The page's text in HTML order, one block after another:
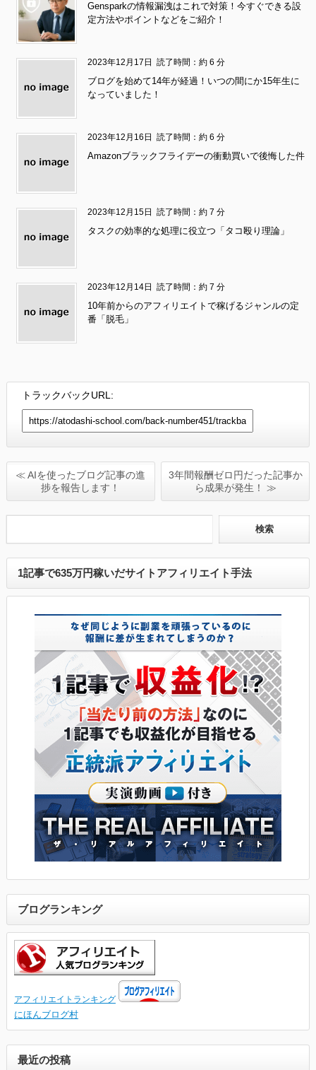
Gensparkの情報漏洩はこれで対策！今すぐできる設
定方法やポイントなどをご紹介！
2023年12月17日読了時間：約 6 分
ブログを始めて14年が経過！いつの間にか15年生に
なっていました！
2023年12月16日読了時間：約 6 分
Amazonブラックフライデーの衝動買いで後悔した件
2023年12月15日読了時間：約 7 分
タスクの効率的な処理に役立つ「タコ殴り理論」
2023年12月14日読了時間：約 7 分
10年前からのアフィリエイトで稼げるジャンルの定
番「脱毛」
トラックバックURL:
≪ AIを使ったブログ記事の進
捗を報告します！
3年間報酬ゼロ円だった記事か
ら成果が発生！ ≫
1記事で635万円稼いだサイトアフィリエイト手法
ブログランキング
アフィリエイトランキング
にほんブログ村
最近の投稿